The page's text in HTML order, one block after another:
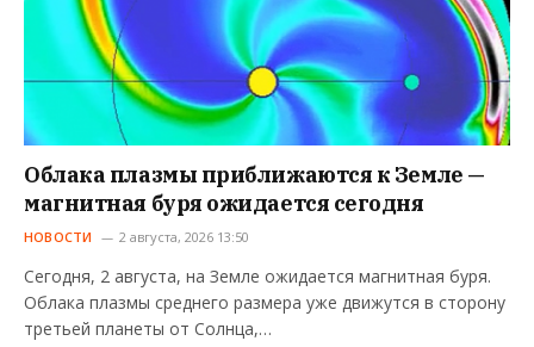
Облака плазмы приближаются к Земле —
магнитная буря ожидается сегодня
НОВОСТИ 2 августа, 2026 13:50
Сегодня, 2 августа, на Земле ожидается магнитная буря.
Облака плазмы среднего размера уже движутся в сторону
третьей планеты от Солнца,…